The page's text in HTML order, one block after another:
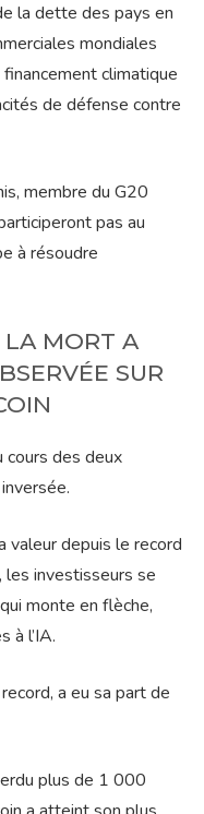
la dette des pays en
mondiales
climatique
de défense contre
membre du G20
pas au
à résoudre
LA MORT A
SUR
cours des deux
valeur depuis le record
investisseurs se
monte en flèche,
à l’IA.
a eu sa part de
plus de 1 000